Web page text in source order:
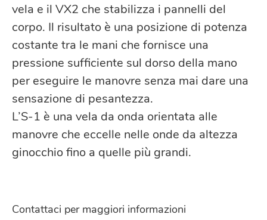
vela e il VX2 che stabilizza i pannelli del
corpo. Il risultato è una posizione di potenza
costante tra le mani che fornisce una
pressione sufficiente sul dorso della mano
per eseguire le manovre senza mai dare una
sensazione di pesantezza.
L’S-1 è una vela da onda orientata alle
manovre che eccelle nelle onde da altezza
ginocchio fino a quelle più grandi.
Contattaci per maggiori informazioni